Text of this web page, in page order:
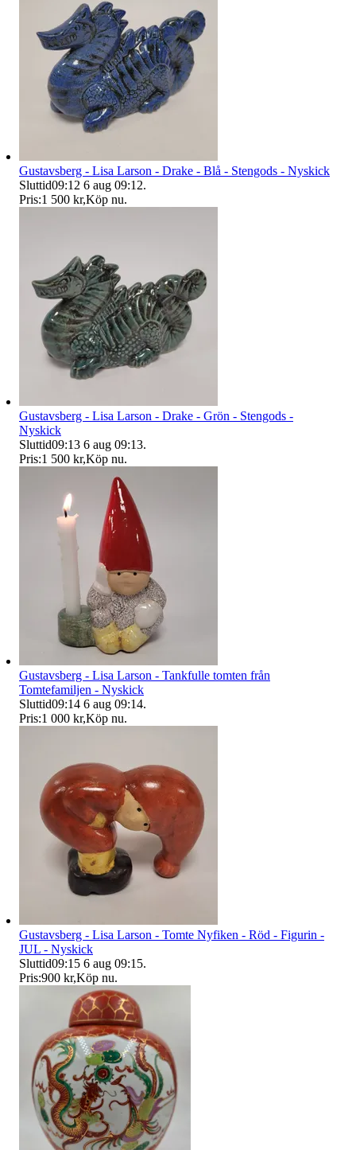
Gustavsberg - Lisa Larson - Drake - Blå - Stengods - Nyskick
Sluttid09:12 6 aug 09:12.
Pris:1 500 kr,Köp nu.
Gustavsberg - Lisa Larson - Drake - Grön - Stengods -
Nyskick
Sluttid09:13 6 aug 09:13.
Pris:1 500 kr,Köp nu.
Gustavsberg - Lisa Larson - Tankfulle tomten från
Tomtefamiljen - Nyskick
Sluttid09:14 6 aug 09:14.
Pris:1 000 kr,Köp nu.
Gustavsberg - Lisa Larson - Tomte Nyfiken - Röd - Figurin -
JUL - Nyskick
Sluttid09:15 6 aug 09:15.
Pris:900 kr,Köp nu.